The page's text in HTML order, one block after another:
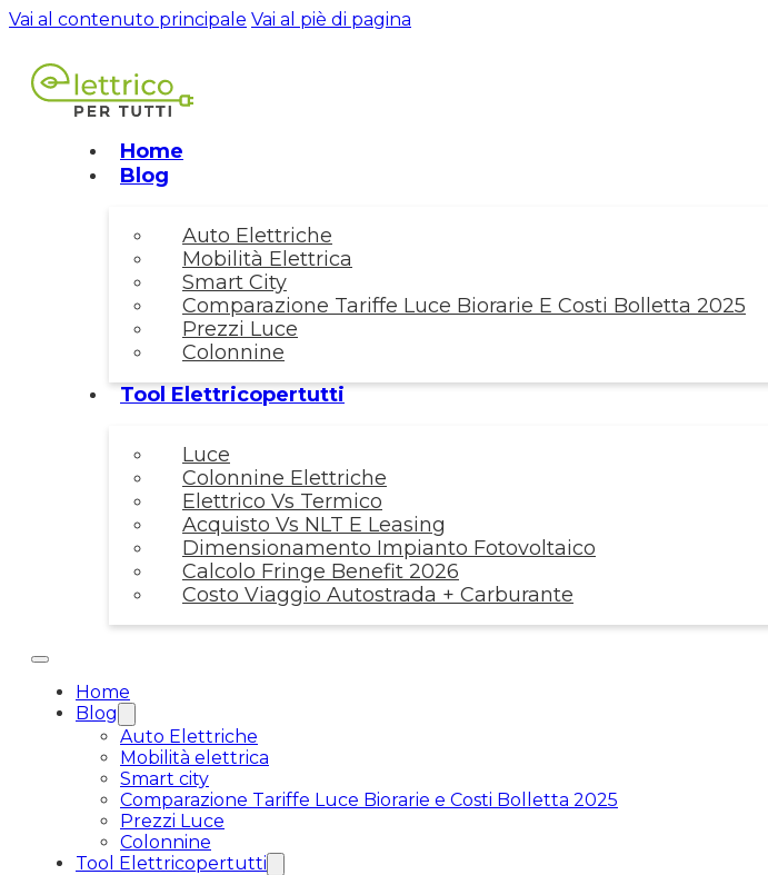
Vai al contenuto principale Vai al piè di pagina
Home
Blog
Auto Elettriche
Mobilità Elettrica
Smart City
Comparazione Tariffe Luce Biorarie E Costi Bolletta 2025
Prezzi Luce
Colonnine
Tool Elettricopertutti
Luce
Colonnine Elettriche
Elettrico Vs Termico
Acquisto Vs NLT E Leasing
Dimensionamento Impianto Fotovoltaico
Calcolo Fringe Benefit 2026
Costo Viaggio Autostrada + Carburante
Home
Blog
Auto Elettriche
Mobilità elettrica
Smart city
Comparazione Tariffe Luce Biorarie e Costi Bolletta 2025
Prezzi Luce
Colonnine
Tool Elettricopertutti